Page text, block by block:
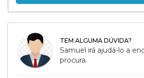
TEM ALGUMA DÚVIDA?
Samuel irá ajudá-lo a
procura.